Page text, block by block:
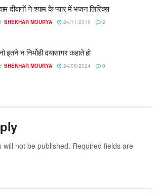
दीवानों ने श्याम के प्यार में भजन लिरिक्स
SHEKHAR MOURYA 24/11/2019 2
इतने न निर्मोही दयासागर कहाते हो
SHEKHAR MOURYA 24/09/2024 0
will not be published. Required fields are